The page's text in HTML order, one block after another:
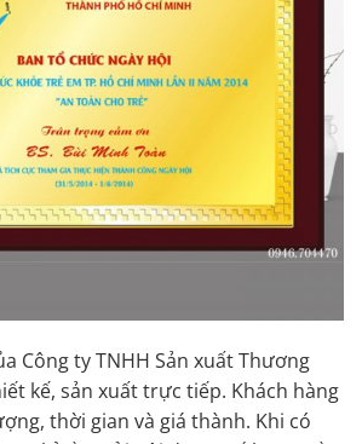
Công ty TNHH Sản xuất Thương
kế, sản xuất trực tiếp. Khách hàng
thời gian và giá thành. Khi có